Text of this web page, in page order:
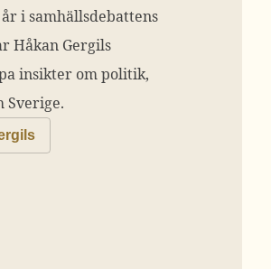
i samhällsdebattens
Håkan Gergils
insikter om politik,
Sverige.